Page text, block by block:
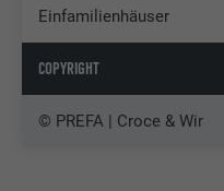
Einfamilienhäuser
COPYRIGHT
© PREFA | Croce & Wir